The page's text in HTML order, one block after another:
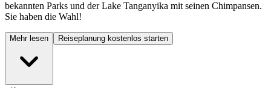
bekannten Parks und der Lake Tanganyika mit seinen Chimpansen.
Sie haben die Wahl!
Mehr lesen Reiseplanung kostenlos starten